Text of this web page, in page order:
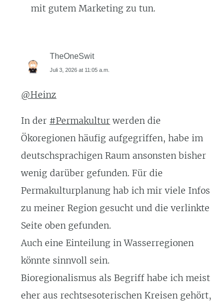
mit gutem Marketing zu tun.
TheOneSwit
Juli 3, 2026 at 11:05 a.m.
@Heinz
In der #Permakultur werden die
Ökoregionen häufig aufgegriffen, habe im
deutschsprachigen Raum ansonsten bisher
wenig darüber gefunden. Für die
Permakulturplanung hab ich mir viele Infos
zu meiner Region gesucht und die verlinkte
Seite oben gefunden.
Auch eine Einteilung in Wasserregionen
könnte sinnvoll sein.
Bioregionalismus als Begriff habe ich meist
eher aus rechtsesoterischen Kreisen gehört,